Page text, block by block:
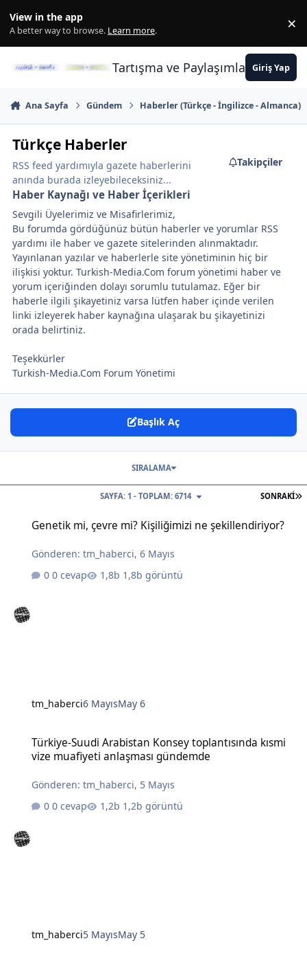
View in the app
A better way to browse. Learn more. ×
Tartışma ve PaylaşımlarınGiriş Yap
Ana Sayfa Gündem Haberler (Türkçe - İngilizce - Almanca)
Türkçe Haberler
RSS feed yardımıyla gazete haberlerini
anında burada izleyebileceksiniz...
Takipçiler
Haber Kaynağı ve Haber İçerikleri
Sevgili Üyelerimiz ve Misafirlerimiz,
Bu forumda gördüğünüz bütün haberler ve yorumlar RSS
yardımı ile haber ve gazete sitelerinden alınmaktadır.
Yayınlanan yazılar ve haberlerle site yönetiminin hiç bir
ilişkisi yoktur. Turkish-Media.Com forum yönetimi haber ve
yorum içeriğinden dolayı sorumlu tutulamaz. Eğer bir
haberle ilgili şikayetiniz varsa lütfen haber içinde verilen
linki izleyerek haber kaynağına ulaşarak bu şikayetinizi
orada belirtiniz.
Teşekkürler
Turkish-Media.Com Forum Yönetimi
Başlık Aç
SONRAKI
SAYFA: 1 - TOPLAM: 6714
SIRALAMA
Genetik mi, çevre mi? Kişiliğimizi ne şekillendiriyor?
Gönderen:tm_haberci,6 Mayıs
0 cevap
1,8b görüntü
tm_haberci6 MayısMay 6
Türkiye-Suudi Arabistan Konsey toplantısında kısmi
vize muafiyeti anlaşması gündemde
Gönderen:tm_haberci, 5 Mayıs
0 cevap
1,2b görüntü
tm_haberci5 MayısMay 5